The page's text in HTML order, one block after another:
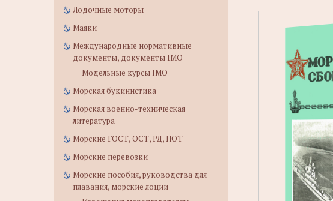
Лодочные моторы
Маяки
Международные нормативные
документы, документы IMO
Модельные курсы IMO
Морская букинистика
Морская военно-техническая
литература
Морские ГОСТ, ОСТ, РД, ПОТ
Морские перевозки
Морские пособия, руководства для
плавания, морские лоции